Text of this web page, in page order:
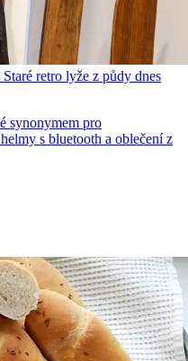
retro lyže z půdy dnes
synonymem pro
s bluetooth a oblečení z